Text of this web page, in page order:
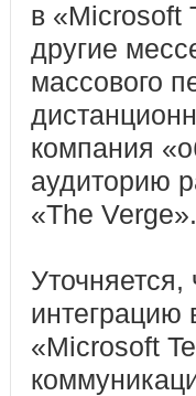
в «Microsoft
другие
массового
компания
аудиторию
«The Verge».
интеграцию
«Microsoft